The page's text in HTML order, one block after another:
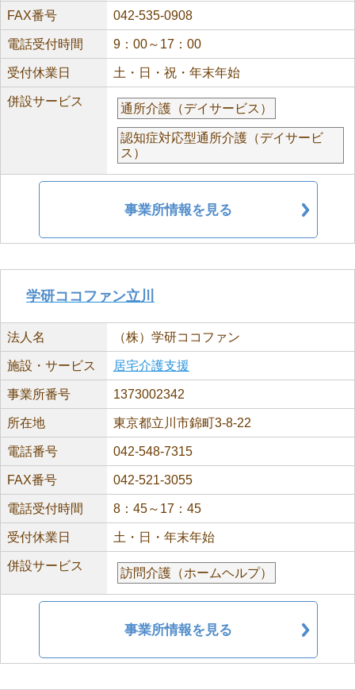
FAX番号 042-535-0908
電話受付時間 9：00～17：00
受付休業日 土・日・祝・年末年始
併設サービス
通所介護（デイサービス）
認知症対応型通所介護（デイサービ
ス）
事業所情報を見る
学研ココファン立川
法人名 （株）学研ココファン
施設・サービス 居宅介護支援
事業所番号 1373002342
所在地 東京都立川市錦町3-8-22
電話番号 042-548-7315
FAX番号 042-521-3055
電話受付時間 8：45～17：45
受付休業日 土・日・年末年始
併設サービス
訪問介護（ホームヘルプ）
事業所情報を見る